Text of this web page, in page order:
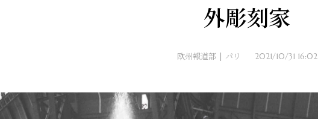
外彫刻家
欧州報道部 | パリ 2021/10/31 16:02